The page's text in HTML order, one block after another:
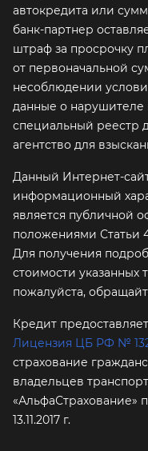
автокредита или
банк-партнер
штраф за просрочку
от первоначальной
несоблюдении
данные о нарушителе
специальный реестр
агентство для
Данный Интернет-
информационный
является публичной
положениями Статьи
Для получения
стоимости указанных
пожалуйста,
Кредит
Лицензия ЦБ РФ № 1326
страхование
владельцев
«АльфаСтрахование»
13.11.2017 г.